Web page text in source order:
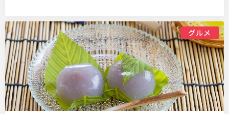
グルメ